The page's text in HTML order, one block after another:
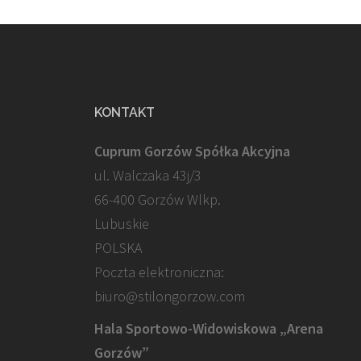
KONTAKT
Cuprum Gorzów Spółka Akcyjna
ul. Walczaka 43j/3
66-400 Gorzów Wlkp.
Lubuskie
POLSKA
Poczta elektroniczna:
biuro@stilongorzow.com
Hala Sportowo-Widowiskowa „Arena
Gorzów”